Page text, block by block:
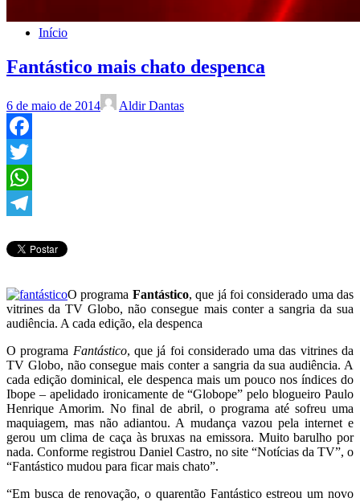
Início
Fantástico mais chato despenca
6 de maio de 2014 Aldir Dantas
Facebook
Twitter
WhatsApp
O programa Fantástico, que já foi considerado uma das
vitrines da TV Globo, não consegue mais conter a sangria da sua
audiência. A cada edição, ela despenca
O programa Fantástico, que já foi considerado uma das vitrines da
TV Globo, não consegue mais conter a sangria da sua audiência. A
cada edição dominical, ele despenca mais um pouco nos índices do
Ibope – apelidado ironicamente de “Globope” pelo blogueiro Paulo
Henrique Amorim. No final de abril, o programa até sofreu uma
maquiagem, mas não adiantou. A mudança vazou pela internet e
gerou um clima de caça às bruxas na emissora. Muito barulho por
nada. Conforme registrou Daniel Castro, no site “Notícias da TV”, o
“Fantástico mudou para ficar mais chato”.
“Em busca de renovação, o quarentão Fantástico estreou um novo